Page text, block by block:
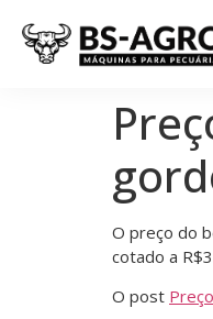
O preço do
cotado a
O post